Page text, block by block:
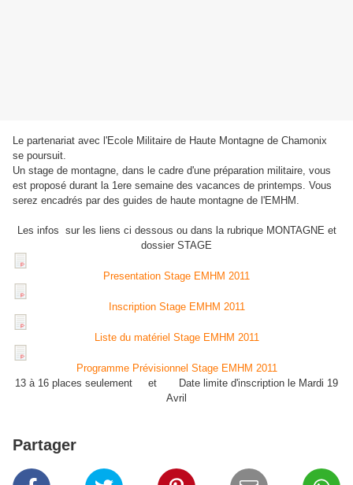
Le partenariat avec l'Ecole Militaire de Haute Montagne de Chamonix
se poursuit.
Un stage de montagne, dans le cadre d'une préparation militaire, vous
est proposé durant la 1ere semaine des vacances de printemps. Vous
serez encadrés par des guides de haute montagne de l'EMHM.
Les infos sur les liens ci dessous ou dans la rubrique MONTAGNE et
dossier STAGE
Presentation Stage EMHM 2011
Inscription Stage EMHM 2011
Liste du matériel Stage EMHM 2011
Programme Prévisionnel Stage EMHM 2011
13 à 16 places seulement et Date limite d'inscription le Mardi 19
Avril
Partager